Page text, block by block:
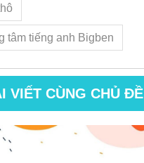
tâm tiếng anh Bigben
VIẾT CÙNG CHỦ ĐỀ